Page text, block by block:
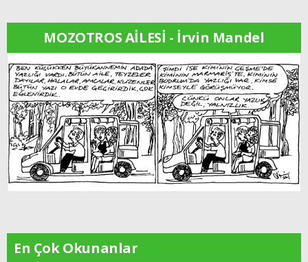
MOZOTROS AİLESİ - İrvin Mandel
En Çok Okunanlar